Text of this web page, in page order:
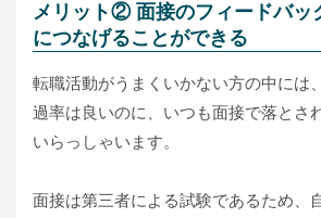
メリット② 面接のフィードバッ
につなげることができる
転職活動がうまくいかない方の中には
過率は良いのに、いつも面接で落とさ
いらっしゃいます。
面接は第三者による試験であるため、